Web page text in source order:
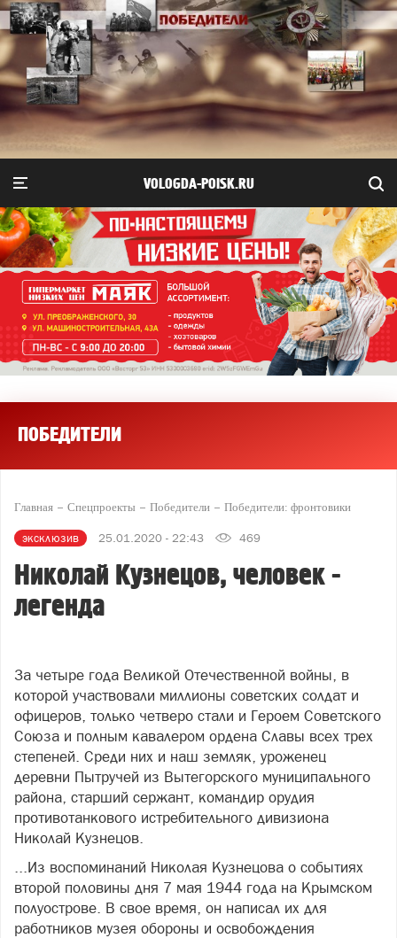
VOLOGDA-POISK.RU
ПОБЕДИТЕЛИ
Главная Спецпроекты Победители Победители: фронтовики
эксклюзив 25.01.2020 - 22:43 469
Николай Кузнецов, человек -
легенда
За четыре года Великой Отечественной войны, в
которой участвовали миллионы советских солдат и
офицеров, только четверо стали и Героем Советского
Союза и полным кавалером ордена Славы всех трех
степеней. Среди них и наш земляк, уроженец
деревни Пытручей из Вытегорского муниципального
района, старший сержант, командир орудия
противотанкового истребительного дивизиона
Николай Кузнецов.
...Из воспоминаний Николая Кузнецова о событиях
второй половины дня 7 мая 1944 года на Крымском
полуострове. В свое время, он написал их для
работников музея обороны и освобождения